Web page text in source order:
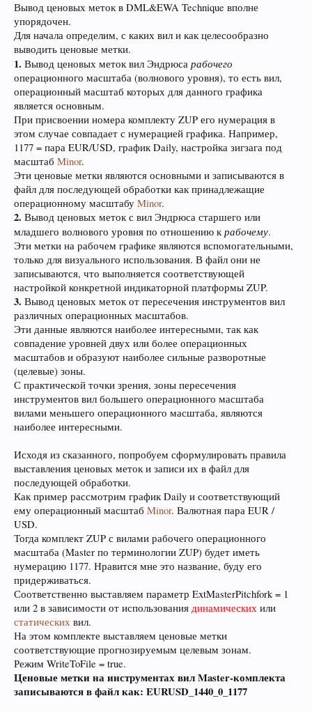
Вывод ценовых меток в DML&EWA Technique вполне
упорядочен.
Для начала определим, с каких вил и как целесообразно
выводить ценовые метки.
1. Вывод ценовых меток вил Эндрюса рабочего
операционного масштаба (волнового уровня), то есть вил,
операционный масштаб которых для данного графика
является основным.
При присвоении номера комплекту ZUP его нумерация в
этом случае совпадает с нумерацией графика. Например,
1177 = пара EUR/USD, график Daily, настройка зигзага под
масштаб Minor.
Эти ценовые метки являются основными и записываются в
файл для последующей обработки как принадлежащие
операционному масштабу Minor.
2. Вывод ценовых меток с вил Эндрюса старшего или
младшего волнового уровня по отношению крабочему.
Эти метки на рабочем графике являются вспомогательными,
только для визуального использования. В файл они не
записываются, что выполняется соответствующей
настройкой конкретной индикаторной платформы ZUP.
3. Вывод ценовых меток от пересечения инструментов вил
различных операционных масштабов.
Эти данные являются наиболее интересными, так как
совпадение уровней двух или более операционных
масштабов и образуют наиболее сильные разворотные
(целевые) зоны.
С практической точки зрения, зоны пересечения
инструментов вил большего операционного масштаба
вилами меньшего операционного масштаба, являются
наиболее интересными.
Исходя из сказанного, попробуем сформулировать правила
выставления ценовых меток и записи их в файл для
последующей обработки.
Как пример рассмотрим график Daily и соответствующий
ему операционный масштаб Minor. Валютная пара EUR /
USD.
Тогда комплект ZUP с вилами рабочего операционного
масштаба (Master по терминологии ZUP) будет иметь
нумерацию 1177. Нравится мне это название, буду его
придерживаться.
Соответственно выставляем параметр ExtMasterPitchfork = 1
или 2 в зависимости от использования динамических или
статических вил.
На этом комплекте выставляем ценовые метки
соответствующие прогнозируемым целевым зонам.
Режим WriteToFile = true.
Ценовые метки на инструментах вил Master-комплекта
записываются в файл как: EURUSD_1440_0_1177